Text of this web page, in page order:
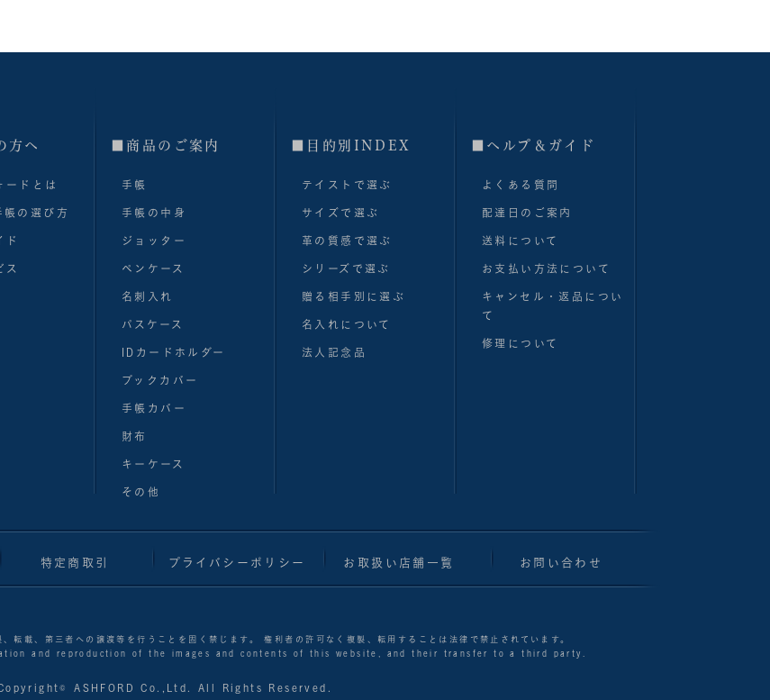
方へ
ードとは
帳の選び方
ド
ス
■商品のご案内
手帳
手帳の中身
ジョッター
ペンケース
名刺入れ
パスケース
IDカードホルダー
ブックカバー
手帳カバー
財布
キーケース
その他
■目的別INDEX
テイストで選ぶ
サイズで選ぶ
革の質感で選ぶ
シリーズで選ぶ
贈る相手別に選ぶ
名入れについて
法人記念品
■へルプ＆ガイド
よくある質問
配達日のご案内
送料について
お支払い方法について
キャンセル・返品につい
て
修理について
特定商取引 プライバシーポリシー お取扱い店舗一覧 お問い合わせ
転載、第三者への譲渡等を行うことを固く禁じます。 権利者の許可なく複製、転用することは法律で禁止されています。
and reproduction of the images and contents of this website, and their transfer to a third party.
ASHFORD Co.,Ltd. All Rights Reserved.